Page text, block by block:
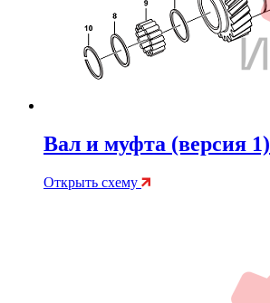
Вал и муфта (версия 1)
Открыть схему